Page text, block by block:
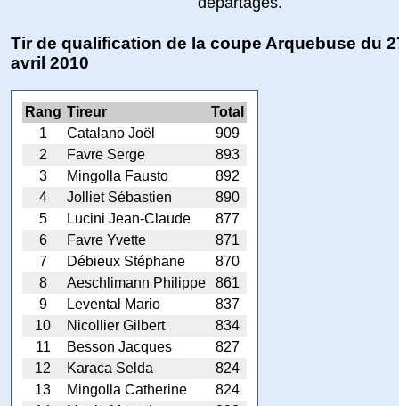
Tir de qualification de la coupe Arquebuse du
avril 2010
Rang Tireur
Total
1
Catalano Joël
909
2
Favre Serge
893
3
Mingolla Fausto
892
4
Jolliet Sébastien
890
5
Lucini Jean-Claude
877
6
Favre Yvette
871
7
Débieux Stéphane
870
8
Aeschlimann Philippe
861
9
Levental Mario
837
10
Nicollier Gilbert
834
11
Besson Jacques
827
12
Karaca Selda
824
13
Mingolla Catherine
824